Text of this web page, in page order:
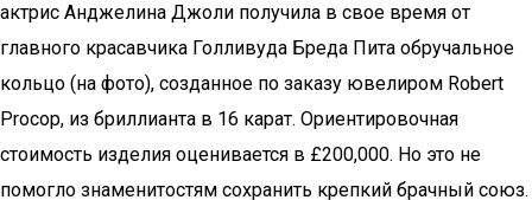
актрис Анджелина Джоли получила в свое время от
главного красавчика Голливуда Бреда Пита обручальное
кольцо (на фото), созданное по заказу ювелиром Robert
Procop, из бриллианта в 16 карат. Ориентировочная
стоимость изделия оценивается в £200,000. Но это не
помогло знаменитостям сохранить крепкий брачный союз.